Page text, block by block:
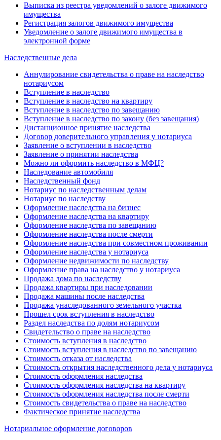
Выписка из реестра уведомлений о залоге движимого
имущества
Регистрация залогов движимого имущества
Уведомление о залоге движимого имущества в
электронной форме
Наследственные дела
Аннулирование свидетельства о праве на наследство
нотариусом
Вступление в наследство
Вступление в наследство на квартиру
Вступление в наследство по завещанию
Вступление в наследство по закону (без завещания)
Дистанционное принятие наследства
Договор доверительного управления у нотариуса
Заявление о вступлении в наследство
Заявление о принятии наследства
Можно ли оформить наследство в МФЦ?
Наследование автомобиля
Наследственный фонд
Нотариус по наследственным делам
Нотариус по наследству
Оформление наследства на бизнес
Оформление наследства на квартиру
Оформление наследства по завещанию
Оформление наследства после смерти
Оформление наследства при совместном проживании
Оформление наследства у нотариуса
Оформление недвижимости по наследству
Оформление права на наследство у нотариуса
Продажа дома по наследству
Продажа квартиры при наследовании
Продажа машины после наследства
Продажа унаследованного земельного участка
Прошел срок вступления в наследство
Раздел наследства по долям нотариусом
Свидетельство о праве на наследство
Стоимость вступления в наследство
Стоимость вступления в наследство по завещанию
Стоимость отказа от наследства
Стоимость открытия наследственного дела у нотариуса
Стоимость оформления наследства
Стоимость оформления наследства на квартиру
Стоимость оформления наследства после смерти
Стоимость свидетельства о праве на наследство
Фактическое принятие наследства
Нотариальное оформление договоров